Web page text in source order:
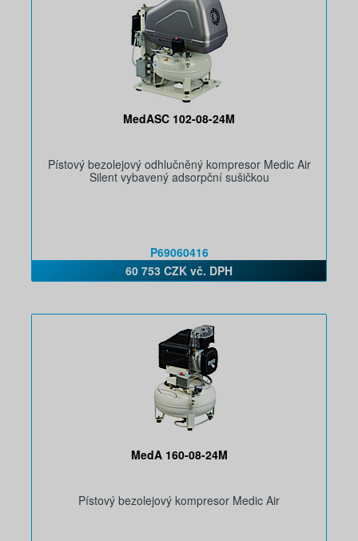
MedASC 102-08-24M
Pístový bezolejový odhlučněný kompresor Medic Air
Silent vybavený adsorpční sušičkou
P69060416
60 753 CZK vč. DPH
MedA 160-08-24M
Pístový bezolejový kompresor Medic Air